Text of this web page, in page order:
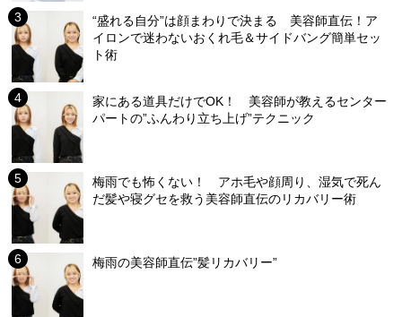
“盛れる自分”は顔まわりで決まる 美容師直伝！ア
イロンで迷わないおくれ毛＆サイドバング簡単セッ
ト術
家にある道具だけでOK！ 美容師が教えるセンター
パートの”ふんわり立ち上げ”テクニック
梅雨でも怖くない！ アホ毛や顔周り、湿気で死ん
だ髪や寝グセを救う美容師直伝のリカバリー術
梅雨の美容師直伝”髪リカバリー”